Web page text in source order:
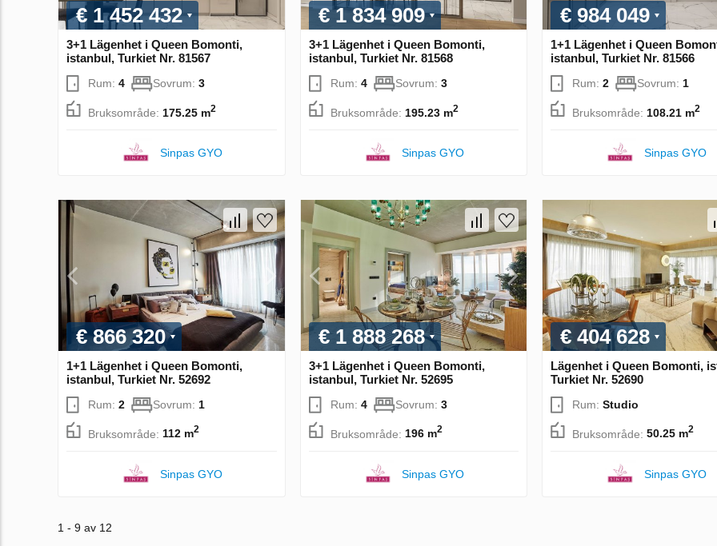
€ 1 452 432
3+1 Lägenhet i Queen Bomonti,
istanbul, Turkiet Nr. 81567
Rum: 4 Sovrum: 3
Bruksområde: 175.25 m2
Sinpas GYO
€ 1 834 909
3+1 Lägenhet i Queen Bomonti,
istanbul, Turkiet Nr. 81568
Rum: 4 Sovrum: 3
Bruksområde: 195.23 m2
Sinpas GYO
€ 984 049
1+1 Lägenhet i Queen
istanbul, Turkiet Nr. 81566
Rum:2 Sovrum: 1
Bruksområde: 108.21 m2
Sinpas GYO
€ 866 320
1+1 Lägenhet i Queen Bomonti,
istanbul, Turkiet Nr. 52692
Rum: 2 Sovrum: 1
Bruksområde: 112 m2
Sinpas GYO
€ 1 888 268
3+1 Lägenhet i Queen Bomonti,
istanbul, Turkiet Nr. 52695
Rum: 4 Sovrum: 3
Bruksområde: 196 m2
Sinpas GYO
€ 404 628
Lägenhet i Queen Bomonti,
Turkiet Nr. 52690
Rum:Studio
Bruksområde:50.25 m2
Sinpas GYO
1 - 9 av 12